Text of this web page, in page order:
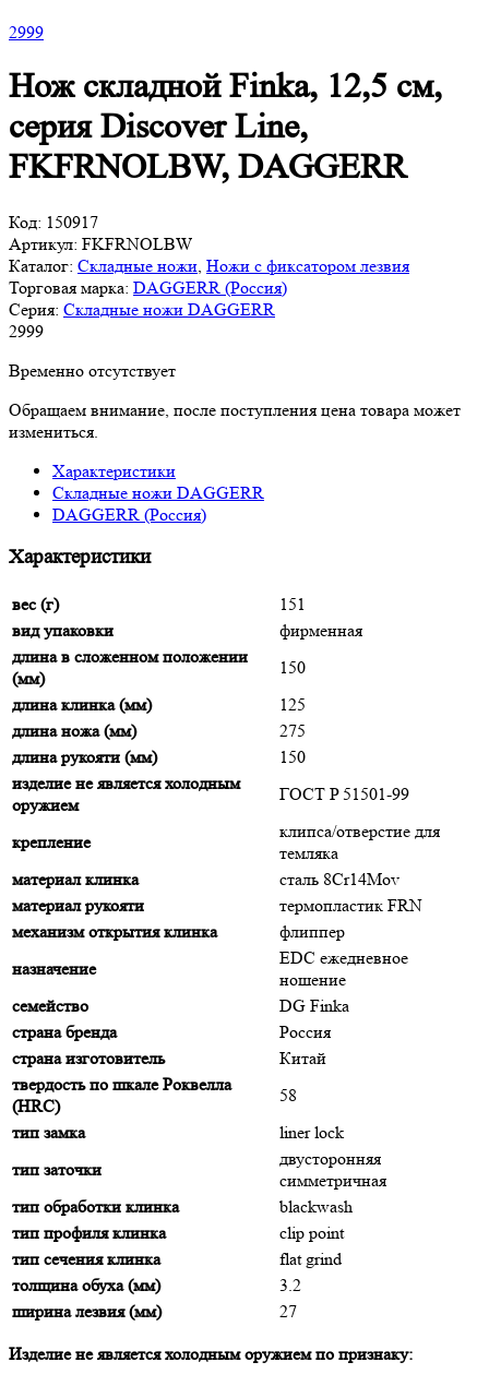
2999
Нож складной Finka, 12,5 см,
серия Discover Line,
FKFRNOLBW, DAGGERR
Код: 150917
Артикул: FKFRNOLBW
Каталог: Складные ножи Ножи с фиксатором лезвия
Торговая марка: DAGGERR (Россия)
Серия: Складные ножи DAGGERR
2999
Временно отсутствует
Обращаем внимание, после поступления цена товара может
измениться.
Характеристики
Складные ножи DAGGERR
DAGGERR (Россия)
Характеристики
вес (г)
151
вид упаковки
фирменная
длина в сложенном положении
(мм)
150
длина клинка (мм)
125
длина ножа (мм)
275
длина рукояти (мм)
150
изделие не является холодным
оружием
ГОСТ P 51501-99
крепление
клипса/отверстие для
темляка
материал клинка
сталь 8Cr14Mov
материал рукояти
термопластик FRN
механизм открытия клинка
флиппер
назначение
EDC ежедневное
ношение
семейство
DG Finka
страна бренда
Россия
страна изготовитель
Китай
твердость по шкале Роквелла
(HRC)
58
тип замка
liner lock
тип заточки
двусторонняя
симметричная
тип обработки клинка
blackwash
тип профиля клинка
clip point
тип сечения клинка
flat grind
толщина обуха (мм)
3.2
ширина лезвия (мм)
27
Изделие не является холодным оружием по признаку: